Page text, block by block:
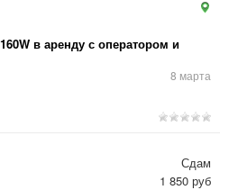
в аренду с оператором и
8 марта
Сдам
1 850 руб